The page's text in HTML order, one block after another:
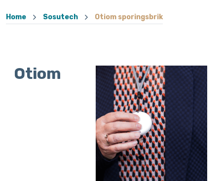
Home Sosutech Otiom sporingsbrik
Otiom